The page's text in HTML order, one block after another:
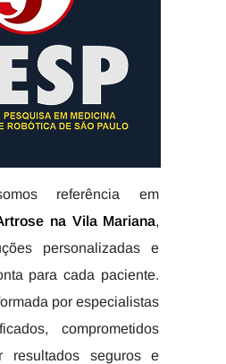
referência em
na Vila Mariana,
personalizadas e
para cada paciente.
por especialistas
comprometidos
resultados seguros e